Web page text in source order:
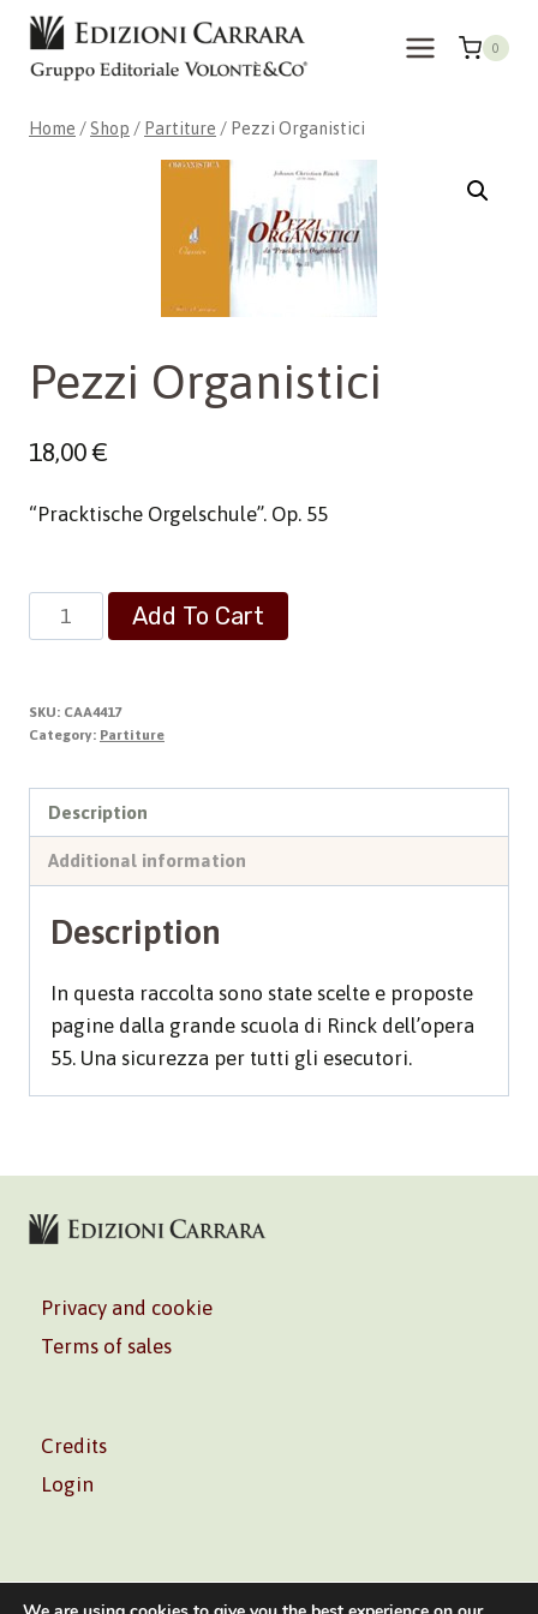
Skip
content
0
Home / Shop / Partiture / Pezzi Organistici
Pezzi Organistici
18,00€
“Pracktische Orgelschule”. Op. 55
Pezzi
Organistici
Add To Cart
SKU: CAA4417
Category: Partiture
Description
Additional information
Description
In questa raccolta sono state scelte e proposte
pagine dalla grande scuola di Rinck dell’opera
55. Una sicurezza per tutti gli esecutori.
Privacy and cookie
Terms of sales
Credits
Login